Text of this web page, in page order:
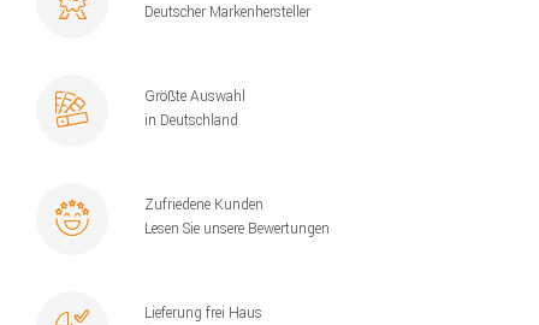
Deutscher Markenhersteller
Größte Auswahl
in Deutschland
Zufriedene Kunden
Lesen Sie unsere Bewertungen
Lieferung frei Haus